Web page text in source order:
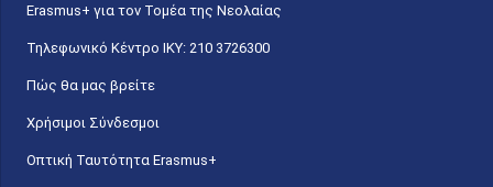
Erasmus+ για τον Τομέα της Νεολαίας
Τηλεφωνικό Κέντρο IKY: 210 3726300
Πώς θα μας βρείτε
Χρήσιμοι Σύνδεσμοι
Οπτική Ταυτότητα Erasmus+